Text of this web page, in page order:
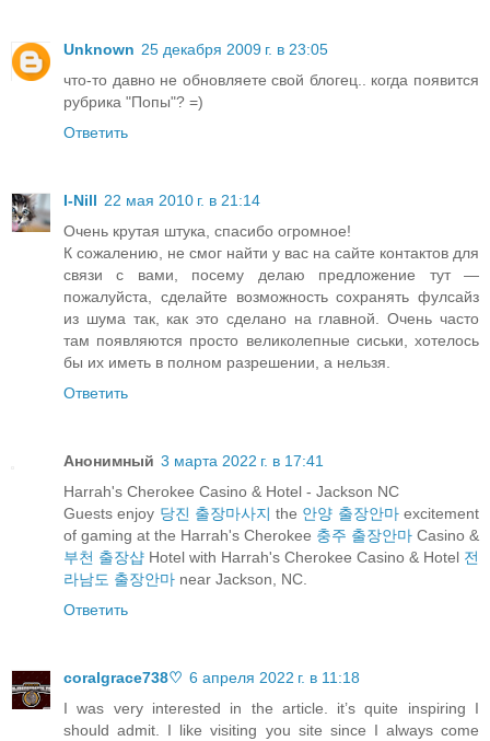
Unknown 25 декабря 2009 г. в 23:05
что-то давно не обновляете свой блогец.. когда появится
рубрика "Попы"? =)
Ответить
I-Nill 22 мая 2010 г. в 21:14
Очень крутая штука, спасибо огромное!
К сожалению, не смог найти у вас на сайте контактов для
связи с вами, посему делаю предложение тут —
пожалуйста, сделайте возможность сохранять фулсайз
из шума так, как это сделано на главной. Очень часто
там появляются просто великолепные сиськи, хотелось
бы их иметь в полном разрешении, а нельзя.
Ответить
Анонимный 3 марта 2022 г. в 17:41
Harrah's Cherokee Casino & Hotel - Jackson NC
Guests enjoy 당진 출장마사지 the 안양 출장안마excitement
of gaming at the Harrah's Cherokee 충주 출장안마 Casino &
부천 출장샵 Hotel with Harrah's Cherokee Casino & Hotel 전
라남도 출장안마 near Jackson, NC.
Ответить
coralgrace738♡ 6 апреля 2022 г. в 11:18
I was very interested in the article. it’s quite inspiring I
should admit. I like visiting you site since I always come